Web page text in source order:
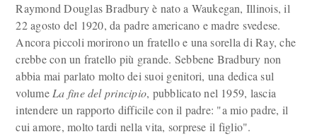
Raymond Douglas Bradbury è nato a Waukegan, Illinois, il
22 agosto del 1920, da padre americano e madre svedese.
Ancora piccoli morirono un fratello e una sorella di Ray, che
crebbe con un fratello più grande. Sebbene Bradbury non
abbia mai parlato molto dei suoi genitori, una dedica sul
volume La fine del principio, pubblicato nel 1959, lascia
intendere un rapporto difficile con il padre: "a mio padre, il
cui amore, molto tardi nella vita, sorprese il figlio".